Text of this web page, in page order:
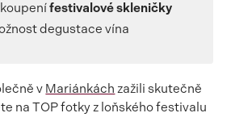
festivalové skleničky
degustace vína
v Mariánkách zažili skutečně
na TOP fotky z loňského festivalu